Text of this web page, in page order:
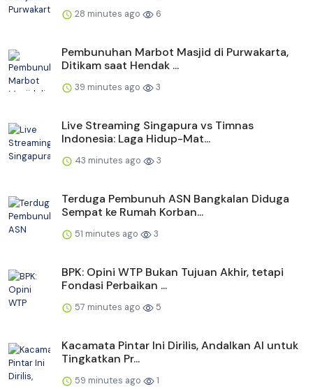
28 minutes ago 6
Pembunuhan Marbot Masjid di Purwakarta,
Ditikam saat Hendak ...
39 minutes ago 3
Live Streaming Singapura vs Timnas
Indonesia: Laga Hidup-Mat...
43 minutes ago 3
Terduga Pembunuh ASN Bangkalan Diduga
Sempat ke Rumah Korban...
51 minutes ago 3
BPK: Opini WTP Bukan Tujuan Akhir, tetapi
Fondasi Perbaikan ...
57 minutes ago 5
Kacamata Pintar Ini Dirilis, Andalkan AI untuk
Tingkatkan Pr...
59 minutes ago 1